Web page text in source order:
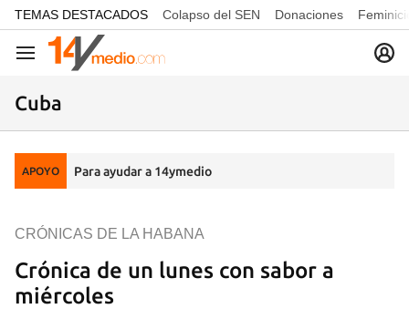
common.go-to-content
TEMAS DESTACADOS Colapso del SEN Donaciones
Navegación
Cuba
APOYO Para ayudar a 14ymedio
Crónica de un lunes con sabor a
miércoles
CRÓNICAS DE LA HABANA